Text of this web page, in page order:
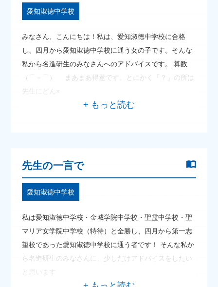
愛知淑徳中学校
みなさん、こんにちは！私は、愛知淑徳中学校に合格
し、四月から愛知淑徳中学校に通う女の子です。そんな
私から名進研生のみなさんへのアドバイスです。 算数
（⌒－⌒） まあまあ得意です。とにかく「？」の所は
先生にどん×
先生の一言で
愛知淑徳中学校
私は愛知淑徳中学校・金城学院中学校・聖霊中学校・聖
マリア女学院中学校（特待）と全勝し、四月から第一志
望校であった愛知淑徳中学校に通う者です！ そんな私か
ら名進研生のみなさんに、少しだけアドバイスをしたい
と思います